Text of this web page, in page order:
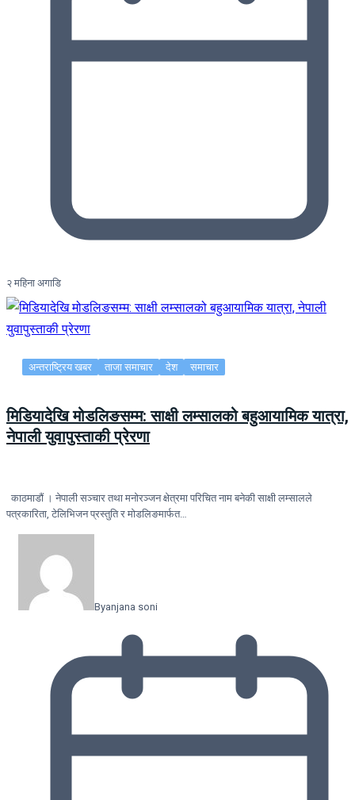
२ महिना अगाडि
अन्तराष्ट्रिय खबर ताजा समाचार देश समाचार
मिडियादेखि मोडलिङसम्म: साक्षी लम्सालको बहुआयामिक यात्रा,
नेपाली युवापुस्ताकी प्रेरणा
काठमाडौं । नेपाली सञ्चार तथा मनोरञ्जन क्षेत्रमा परिचित नाम बनेकी साक्षी लम्सालले
पत्रकारिता, टेलिभिजन प्रस्तुति र मोडलिङमार्फत…
Byanjana soni